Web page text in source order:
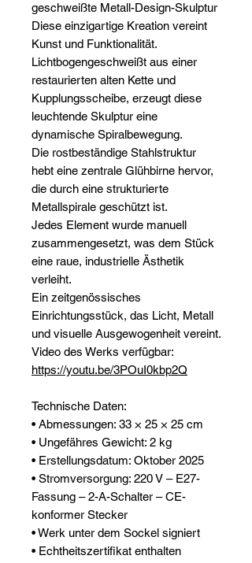
geschweißte Metall-Design-Skulptur
Diese einzigartige Kreation vereint
Kunst und Funktionalität.
Lichtbogengeschweißt aus einer
restaurierten alten Kette und
Kupplungsscheibe, erzeugt diese
leuchtende Skulptur eine
dynamische Spiralbewegung.
Die rostbeständige Stahlstruktur
hebt eine zentrale Glühbirne hervor,
die durch eine strukturierte
Metallspirale geschützt ist.
Jedes Element wurde manuell
zusammengesetzt, was dem Stück
eine raue, industrielle Ästhetik
verleiht.
Ein zeitgenössisches
Einrichtungsstück, das Licht, Metall
und visuelle Ausgewogenheit vereint.
Video des Werks verfügbar:
https://youtu.be/3POuI0kbp2Q
Technische Daten:
• Abmessungen: 33 × 25 × 25 cm
• Ungefähres Gewicht: 2 kg
• Erstellungsdatum: Oktober 2025
• Stromversorgung: 220 V – E27-
Fassung – 2-A-Schalter – CE-
konformer Stecker
• Werk unter dem Sockel signiert
• Echtheitszertifikat enthalten